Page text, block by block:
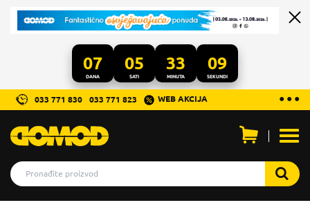
07
DANA
05
SATI
33
MINUTA
08
SEKUNDI
...
● ● ●
033 771 830 033 771 823 WEB AKCIJA